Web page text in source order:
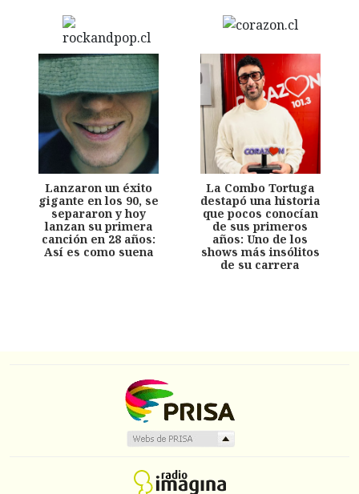
Lanzaron un éxito
gigante en los 90, se
separaron y hoy
lanzan su primera
canción en 28 años:
Así es como suena
La Combo Tortuga
destapó una historia
que pocos conocían
de sus primeros
años: Uno de los
shows más insólitos
de su carrera